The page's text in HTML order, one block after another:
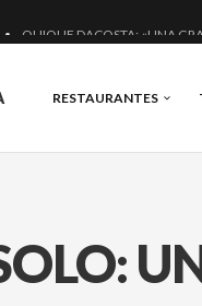
QUIQUE DACOSTA: «UNA
BAKKO: NIGIRIS, VINO Y
RESTAURANTES